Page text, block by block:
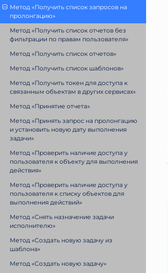
Метод «Получить список запросов на
пролонгацию»
Метод «Получить список отчетов без
фильтрации по правам пользователя»
Метод «Получить список отчетов»
Метод «Получить список шаблонов»
Метод «Получить токен для доступа к
связанным объектам в других сервисах»
Метод «Принятие отчета»
Метод «Принять запрос на пролонгацию
и установить новую дату выполнения
задачи»
Метод «Проверить наличие доступа у
пользователя к объекту для выполнения
действия»
Метод «Проверить наличие доступа у
пользователя к списку объектов для
выполнения действий»
Метод «Снять назначение задачи
исполнителю»
Метод «Создать новую задачу из
шаблона»
Метод «Создать новую задачу»